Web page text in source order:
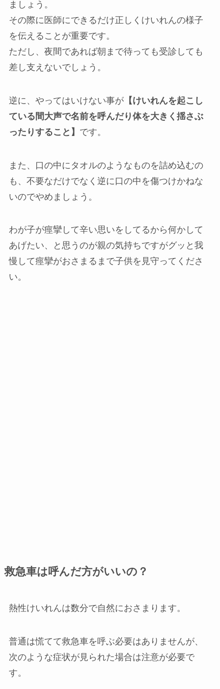
ましょう。
その際に医師にできるだけ正しくけいれんの様子
を伝えることが重要です。
ただし、夜間であれば朝まで待っても受診しても
差し支えないでしょう。
逆に、やってはいけない事が【けいれんを起こし
ている間大声で名前を呼んだり体を大きく揺さぶ
ったりすること】 です。
また、口の中にタオルのようなものを詰め込むの
も、不要なだけでなく逆に口の中を傷つけかねな
いのでやめましょう。
わが子が痙攣して辛い思いをしてるから何かして
あげたい、と思うのが親の気持ちですがグッと我
慢して痙攣がおさまるまで子供を見守ってくださ
い。
救急車は呼んだ方がいいの？
熱性けいれんは数分で自然におさまります。
普通は慌てて救急車を呼ぶ必要はありませんが、
次のような症状が見られた場合は注意が必要で
す。